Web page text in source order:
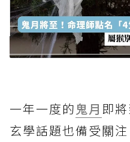
一年一度的鬼月 即
玄學話題也備受關